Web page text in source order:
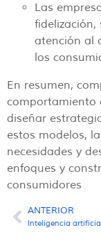
Las
atención al
los
En resumen,
comportamiento
diseñar
estos modelos,
necesidades y
enfoques y
consumidores
ANTERIOR